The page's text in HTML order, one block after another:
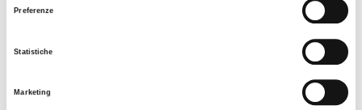
Preferenze
Statistiche
Marketing
request.label.postal-code Required
request.label.request-type.complaint